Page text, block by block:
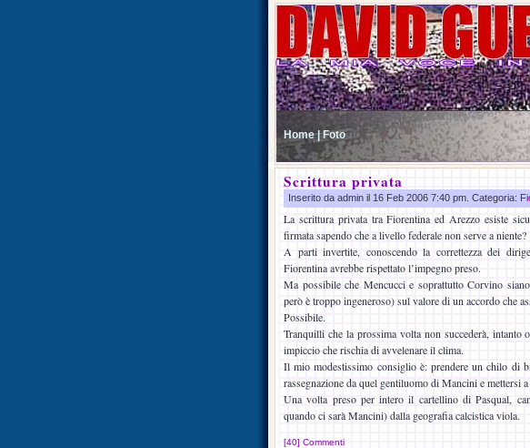
Home | Foto
Scrittura privata
Inserito da admin il 16 Feb 2006 7:40 pm. Categoria:
La scrittura privata tra Fiorentina ed Arezzo esiste
firmata sapendo che a livello federale non serve a niente?
A parti invertite, conoscendo la correttezza dei
Fiorentina avrebbe rispettato l’impegno preso.
Ma possibile che Mencucci e soprattutto Corvino
però è troppo ingeneroso) sul valore di un accordo che
Possibile.
Tranquilli che la prossima volta non succederà,
impiccio che rischia di avvelenare il clima.
Il mio modestissimo consiglio è: prendere un chilo di
rassegnazione da quel gentiluomo di Mancini e mettersi
Una volta preso per intero il cartellino di Pasqual,
quando ci sarà Mancini) dalla geografia calcistica viola.
[40] Commenti